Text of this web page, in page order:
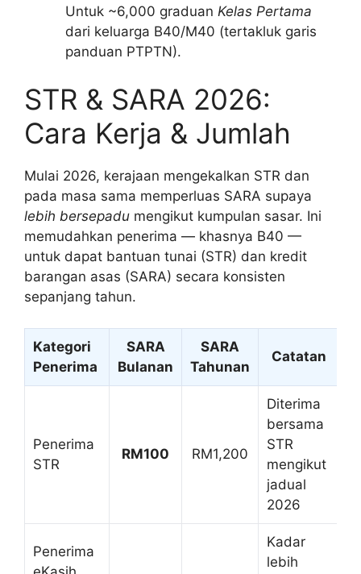
Untuk ~6,000 graduan Kelas Pertama
dari keluarga B40/M40 (tertakluk garis
panduan PTPTN).
STR & SARA 2026:
Cara Kerja & Jumlah
Mulai 2026, kerajaan mengekalkan STR dan
pada masa sama memperluas SARA supaya
lebih bersepadu mengikut kumpulan sasar. Ini
memudahkan penerima — khasnya B40 —
untuk dapat bantuan tunai (STR) dan kredit
barangan asas (SARA) secara konsisten
sepanjang tahun.
Kategori
Penerima
SARA
Bulanan
SARA
Tahunan
Catatan
Penerima
STR
RM100 RM1,200
Diterima
bersama
STR
mengikut
jadual
2026
Penerima
Kadar
lebih